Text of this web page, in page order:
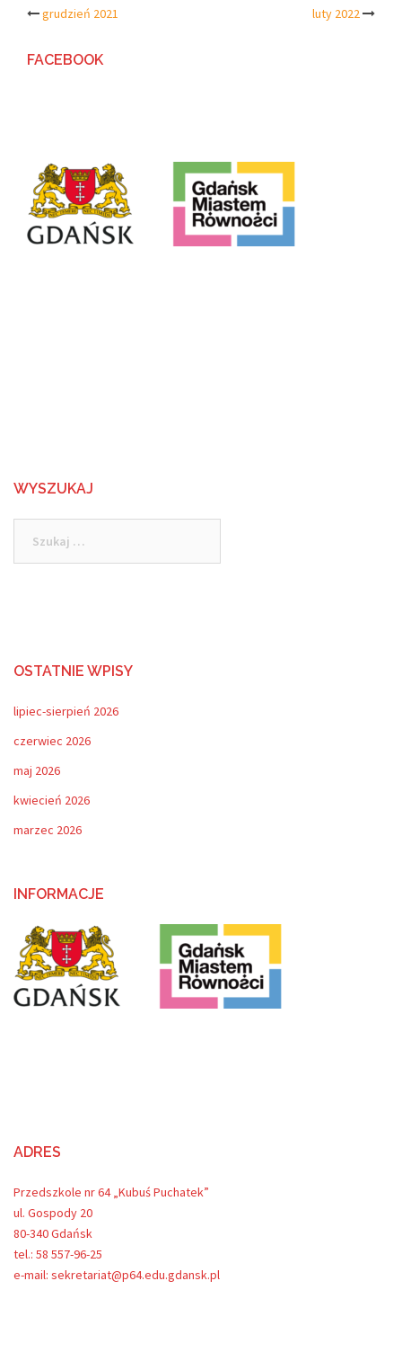
Post
navigation
grudzień 2021 luty 2022
FACEBOOK
WYSZUKAJ
OSTATNIE WPISY
lipiec-sierpień 2026
czerwiec 2026
maj 2026
kwiecień 2026
marzec 2026
INFORMACJE
ADRES
Przedszkole nr 64 „Kubuś Puchatek”
ul. Gospody 20
80-340 Gdańsk
tel.: 58 557-96-25
e-mail: sekretariat@p64.edu.gdansk.pl